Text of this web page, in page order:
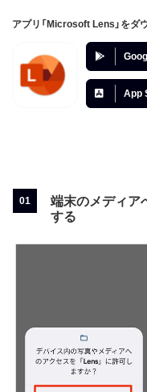
アプリ「Microsoft Lens」をダ
App
端末のメディア
する